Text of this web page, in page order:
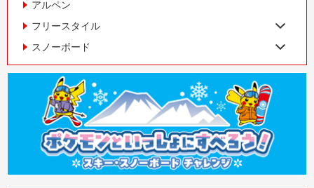
アルペン
フリースタイル
スノーボード